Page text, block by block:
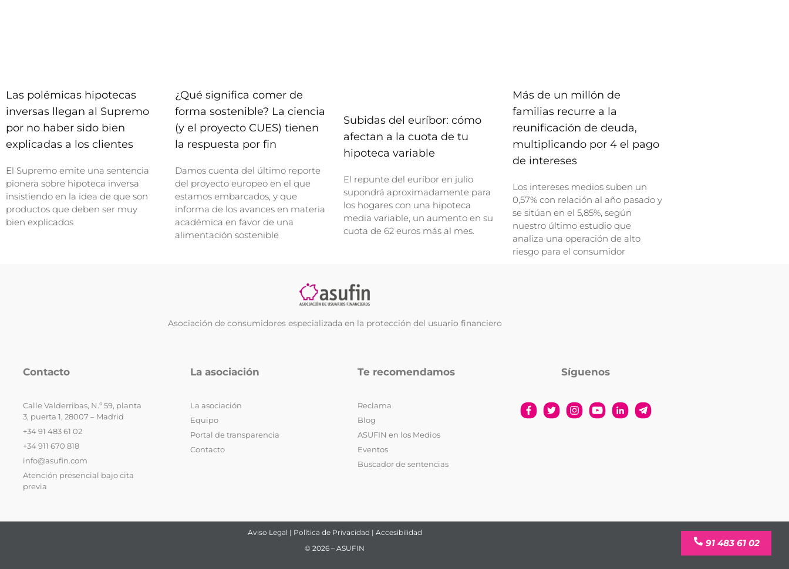
Las polémicas hipotecas
inversas llegan al Supremo
por no haber sido bien
explicadas a los clientes
El Supremo emite una sentencia
pionera sobre hipoteca inversa
insistiendo en la idea de que son
productos que deben ser muy
bien explicados
¿Qué significa comer de
forma sostenible? La ciencia
(y el proyecto CUES) tienen
la respuesta por fin
Damos cuenta del último reporte
del proyecto europeo en el que
estamos embarcados, y que
informa de los avances en materia
académica en favor de una
alimentación sostenible
Subidas del euríbor: cómo
afectan a la cuota de tu
hipoteca variable
El repunte del euríbor en julio
supondrá aproximadamente para
los hogares con una hipoteca
media variable, un aumento en su
cuota de 62 euros más al mes.
Más de un millón de
familias recurre a la
reunificación de deuda,
multiplicando por 4 el pago
de intereses
Los intereses medios suben un
0,57% con relación al año pasado y
se sitúan en el 5,85%, según
nuestro último estudio que
analiza una operación de alto
riesgo para el consumidor
Asociación de consumidores especializada en la protección del usuario financiero
Contacto
Calle Valderribas, N.º 59, planta
3, puerta 1, 28007 – Madrid
+34 91 483 61 02
+34 911 670 818
info@asufin.com
Atención presencial bajo cita
previa
La asociación
La asociación
Equipo
Portal de transparencia
Contacto
Te recomendamos
Reclama
Blog
ASUFIN en los Medios
Eventos
Buscador de sentencias
Síguenos
Aviso Legal | Política de Privacidad | Accesibilidad
© 2026 – ASUFIN
91 483 61 02